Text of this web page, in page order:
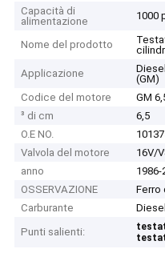
Capacità di
alimentazione
1000
Nome del prodotto
Applicazione
(GM)
Codice del motore
GM
³ di cm
6,5
O.E NO.
Valvola del motore
16V/
anno
1986-
OSSERVAZIONE
Ferro
Carburante
Diesel
Punti salienti: